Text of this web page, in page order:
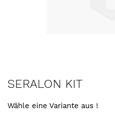
Anfang
Bildergalerie
SERALON KIT
Wähle eine Variante aus !